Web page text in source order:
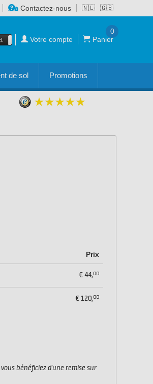
🇳🇱 🇬🇧
Contactez-nous
Excl. Votre compte Panier
0
de sol Promotions
Prix
€44,00
€120,00
bénéficiez d'une remise sur